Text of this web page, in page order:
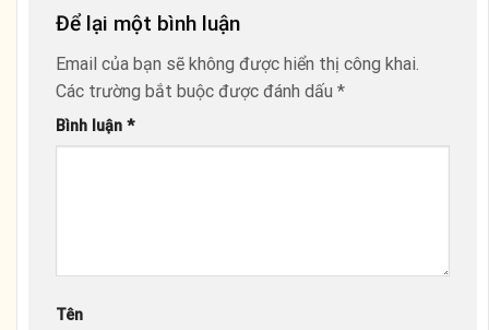
Để lại một bình luận
Email của bạn sẽ không được hiển thị công khai.
Các trường bắt buộc được đánh dấu *
Bình luận *
Tên